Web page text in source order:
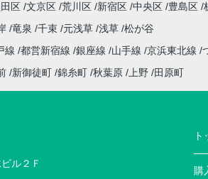
区 文京区 荒川区 新宿区 中央区 豊島区
竜泉 千束 元浅草 浅草 松が谷
線 都営新宿線 銀座線 山手線 京浜東北線
新御徒町 錦糸町 秋葉原 上野 田原町
ル２Ｆ
購